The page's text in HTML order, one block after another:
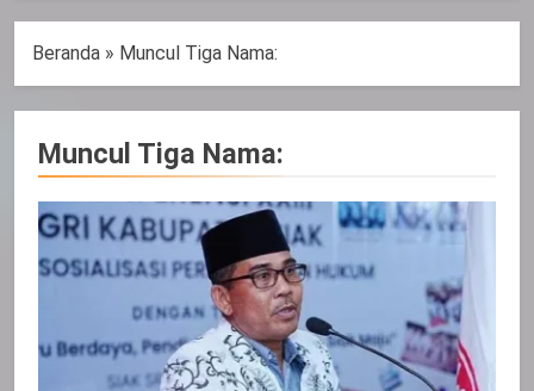
Beranda » Muncul Tiga Nama:
Muncul Tiga Nama: